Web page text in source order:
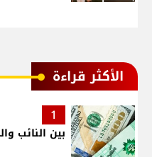
الأكثر قراءة
1
بين النائب